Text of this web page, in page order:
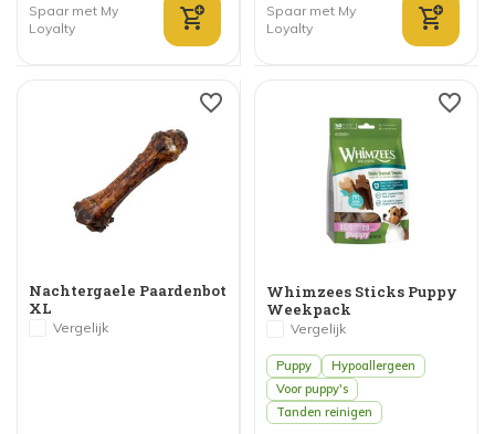
Spaar met My
Loyalty
Spaar met My
Loyalty
Nachtergaele Paardenbot
XL
Vergelijk
Whimzees Sticks Puppy
Weekpack
Vergelijk
Puppy
Hypoallergeen
Voor puppy's
Tanden reinigen